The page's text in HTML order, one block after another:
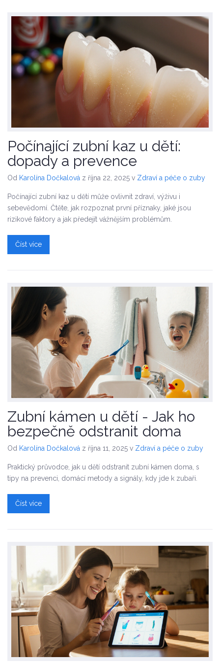
Počínající zubní kaz u dětí:
dopady a prevence
Od Karolína Dočkalová z října 22, 2025 v Zdraví a péče o zuby
Počínající zubní kaz u dětí může ovlivnit zdraví, výživu i
sebevědomí. Čtěte, jak rozpoznat první příznaky, jaké jsou
rizikové faktory a jak předejít vážnějším problémům.
Číst více
Zubní kámen u dětí - Jak ho
bezpečně odstranit doma
Od Karolína Dočkalová z října 11, 2025 v Zdraví a péče o zuby
Praktický průvodce, jak u dětí odstranit zubní kámen doma, s
tipy na prevenci, domácí metody a signály, kdy jde k zubaři.
Číst více